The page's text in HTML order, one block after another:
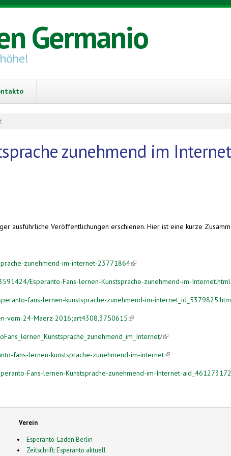
Germanio
zunehmend im Internet
ausführliche Veröffentlichungen erschienen. Hier ist eine kurze
zunehmend-im-internet-23771864(link is external)
Esperanto-Fans-lernen-Kunstsprache-zunehmend-im-Internet.html
fans-lernen-kunstsprache-zunehmend-im-
vom-24-Maerz-2016;art4308,3750615(link is external)
(link is external)
fans-lernen-kunstsprache-zunehmend-im-internet(link is external)
Fans-lernen-Kunstsprache-zunehmend-im-Internet-
Verein
Esperanto-Laden Berlin
Zeitschrift: Esperanto aktuell